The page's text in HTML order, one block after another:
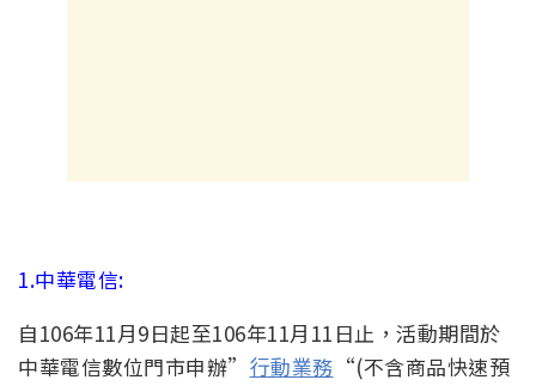
1.中華電信:
自106年11月9日起至106年11月11日止，活動期間於
中華電信數位門市申辦” 行動業務 “(不含商品快速預